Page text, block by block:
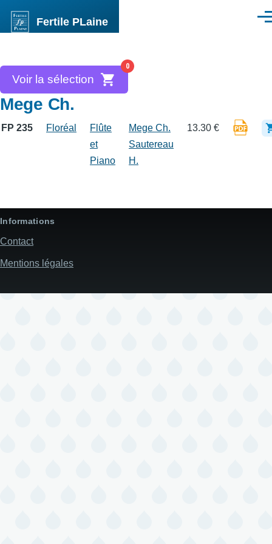
Fertile PLaine
0
Voir la sélection
Mege Ch.
FP 235 Floréal
Flûte
et
Piano
Mege Ch.
Sautereau
H.
13.30 €
Informations
Contact
Mentions légales